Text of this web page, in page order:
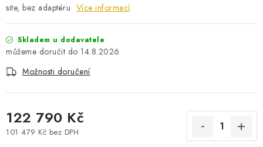
site, bez adaptéru Více informací
Skladem u dodavatele
14.8.2026
Možnosti doručení
122 790 Kč
101 479 Kč bez DPH